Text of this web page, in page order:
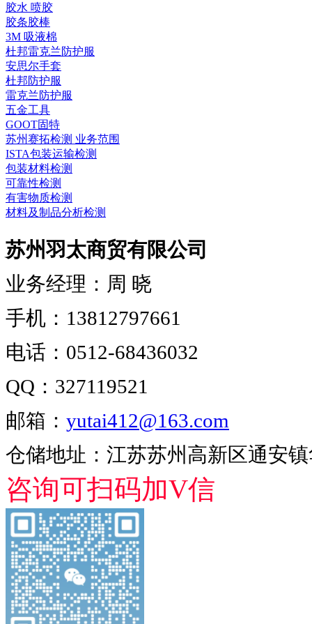
胶水 喷胶
胶条胶棒
3M 吸液棉
杜邦雷克兰防护服
安思尔手套
杜邦防护服
雷克兰防护服
五金工具
GOOT固特
苏州赛拓检测 业务范围
ISTA包装运输检测
包装材料检测
可靠性检测
有害物质检测
材料及制品分析检测
苏州羽太商贸有限公司
业务经理：周 晓
手机：13812797661
电话：0512-68436032
QQ：327119521
邮箱： yutai412@163.com
仓储地址：江苏苏州高新区通安
咨询可扫码加V信